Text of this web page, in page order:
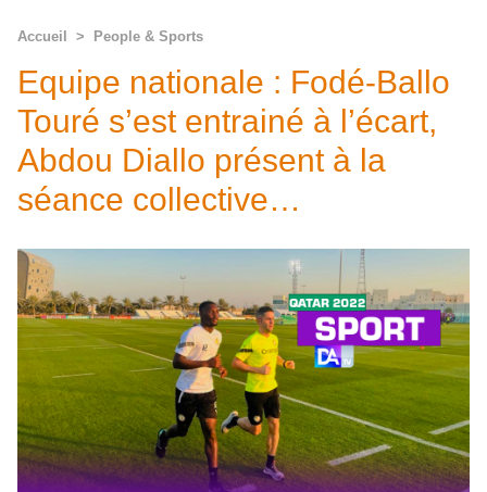
Accueil > People & Sports
Equipe nationale : Fodé-Ballo
Touré s’est entrainé à l’écart,
Abdou Diallo présent à la
séance collective…